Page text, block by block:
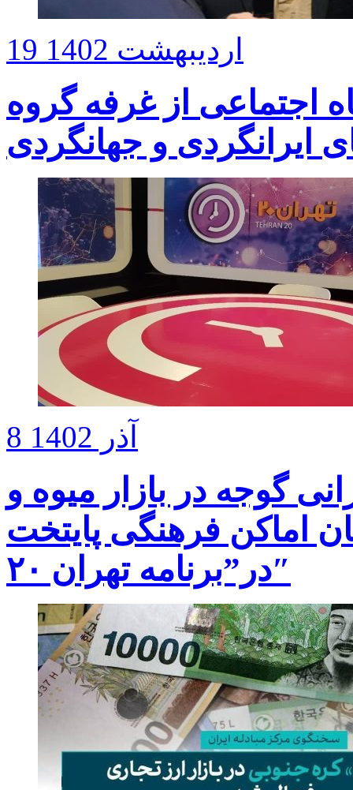
19 اردیبهشت 1402
اجتماعی از غرفه گروه
ایرانگردی و جهانگردی
8 آذر 1402
گوجه در بازار میوه و
اماکن فرهنگی پایتخت
در”برنامه تهران ۲۰″